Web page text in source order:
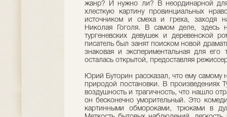
жанр? И нужно ли? В неординарной для
хлесткую картину провинциальных
источником и смеха и греха, заходя
Николая Гоголя. В самом деле, здесь
тургеневских девушек и деревенской
писатель был занят поиском новой
знаковая и экспериментальная для его
осталась открытой, предоставляя
Юрий Буторин рассказал, что ему самому
природой постановки. В произведениях
воздушность и трагичность, что нашло
он бесконечно уморительный. Это
картинными обмороками, трюками в